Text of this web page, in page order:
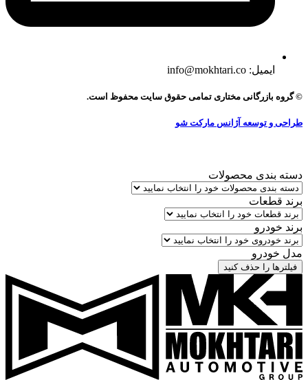
ایمیل: info@mokhtari.co
© گروه بازرگانی مختاری تمامی حقوق سایت محفوظ است.
طراحی و توسعه آژانس مارکت شو
دسته بندی محصولات
برند قطعات
برند خودرو
مدل خودرو
فیلترها را حذف کنید